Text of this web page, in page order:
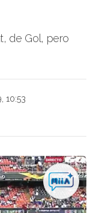
de Gol, pero
10:53